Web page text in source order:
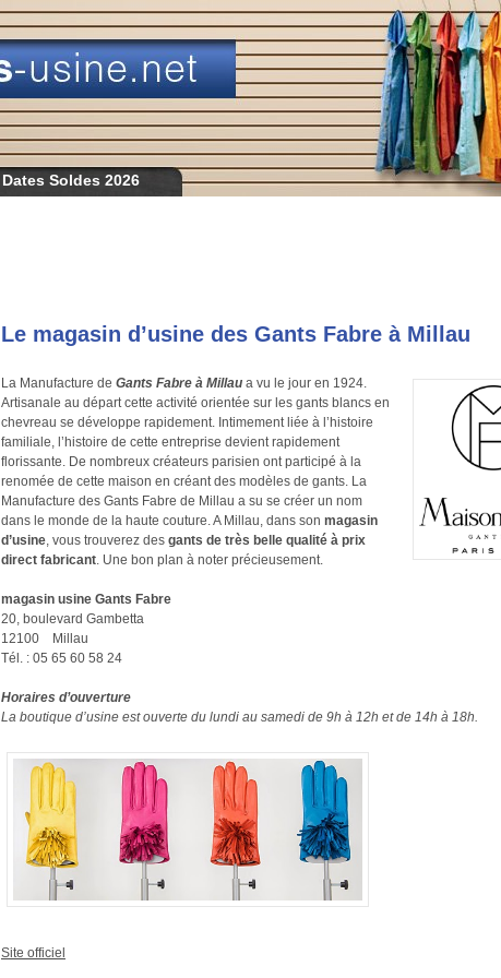
Dates Soldes 2026
Le magasin d’usine des Gants Fabre à Millau
La Manufacture de Gants Fabre à Millau a vu le jour en 1924.
Artisanale au départ cette activité orientée sur les gants blancs en
chevreau se développe rapidement. Intimement liée à l’histoire
familiale, l’histoire de cette entreprise devient rapidement
florissante. De nombreux créateurs parisien ont participé à la
renomée de cette maison en créant des modèles de gants. La
Manufacture des Gants Fabre de Millau a su se créer un nom
dans le monde de la haute couture. A Millau, dans son magasin
d’usine , vous trouverez des gants de très belle qualité à prix
direct fabricant . Une bon plan à noter précieusement.
magasin usine Gants Fabre
20, boulevard Gambetta
12100 Millau
Tél. : 05 65 60 58 24
Horaires d’ouverture
La boutique d’usine est ouverte du lundi au samedi de 9h à 12h et de 14h à 18h.
Site officiel